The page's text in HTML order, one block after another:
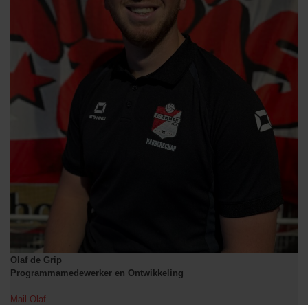
Olaf de Grip
Programmamedewerker en Ontwikkeling
Mail Olaf